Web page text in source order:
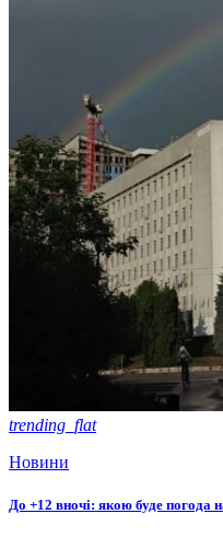
trending_flat
Новини
До +12 вночі: якою буде погода